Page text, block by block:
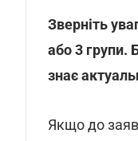
Зверніть
або 3 групи.
знає
Якщо до